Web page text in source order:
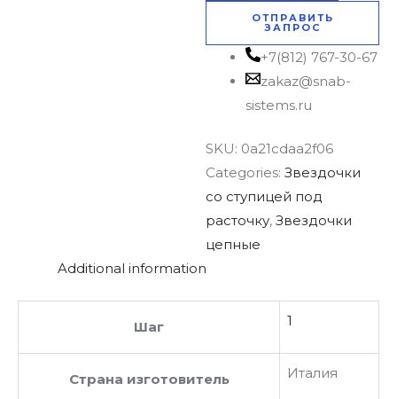
ОТПРАВИТЬ
ЗАПРОС
+7(812) 767-30-67
zakaz@snab-
sistems.ru
SKU: 0a21cdaa2f06
Categories:Звездочки
со ступицей под
расточку,Звездочки
цепные
Additional information
Шаг 1
Страна изготовитель Италия